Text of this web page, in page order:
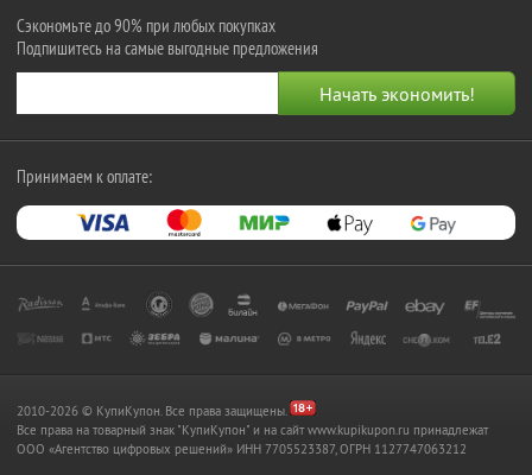
Сэкономьте до 90% при любых покупках
Подпишитесь на самые выгодные предложения
Принимаем к оплате:
2010-2026 © КупиКупон. Все права защищены.
Все права на товарный знак "КупиКупон" и на сайт www.kupikupon.ru принадлежат
OOO «Агентство цифровых решений» ИНН 7705523387, ОГРН 1127747063212